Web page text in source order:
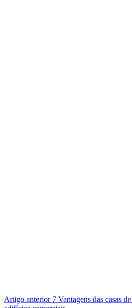
Artigo anterior 7 Vantagens das casas